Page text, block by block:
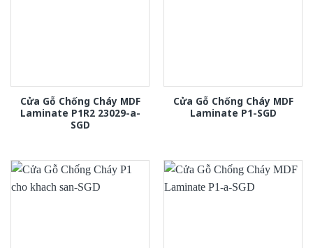
Cửa Gỗ Chống Cháy MDF
Laminate P1R2 23029-a-
SGD
Cửa Gỗ Chống Cháy MDF
Laminate P1-SGD